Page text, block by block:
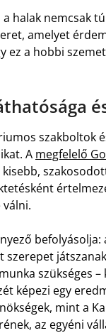
halak nemcsak
amelyet
ez a hobbi
szakboltok
A megfelelő
szükséges
képezi egy
mint a
az egyéni